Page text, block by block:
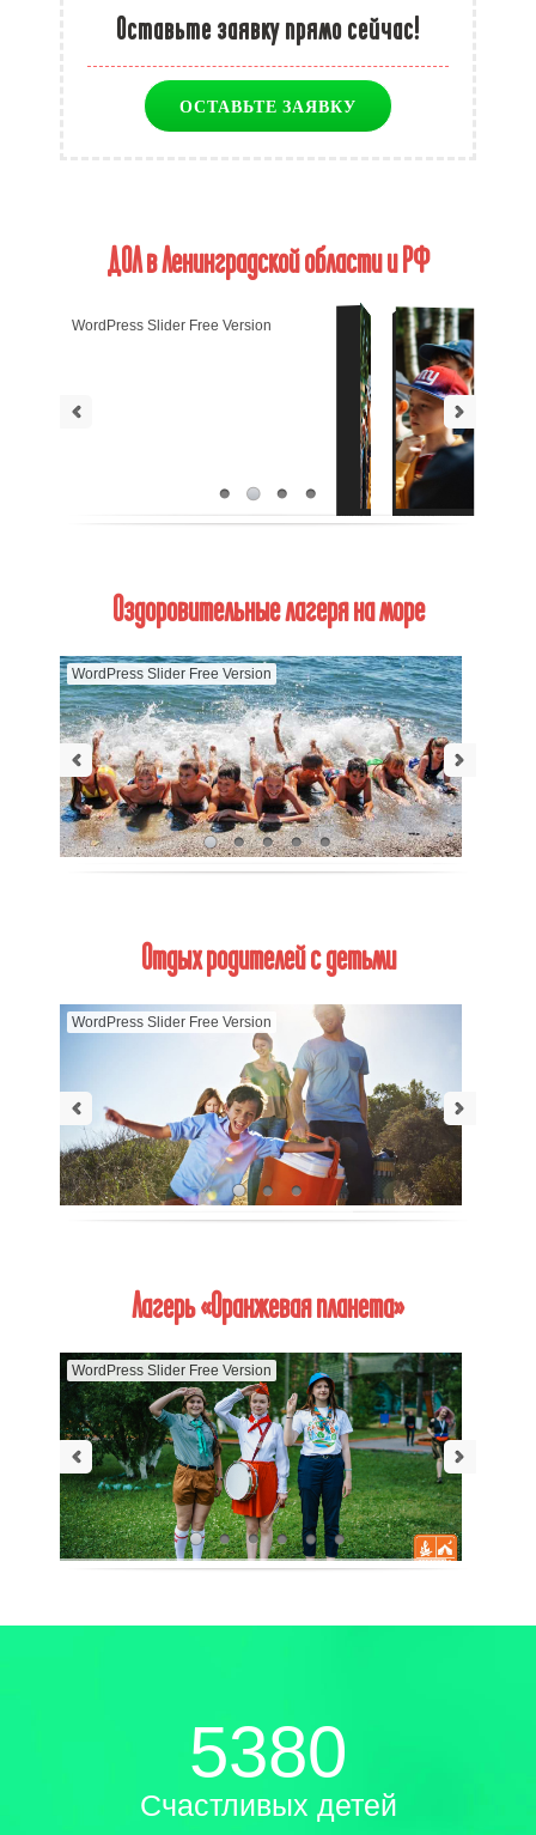
Оставьте заявку прямо сейчас!
ОСТАВЬТЕ ЗАЯВКУ
ДОЛ в Ленинградской области и РФ
WordPress Slider Free Version
Оздоровительные лагеря на море
WordPress Slider Free Version
Отдых родителей с детьми
WordPress Slider Free Version
Лагерь «Оранжевая планета»
WordPress Slider Free Version
5380
Счастливых детей